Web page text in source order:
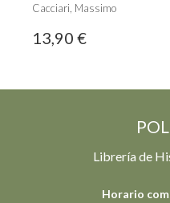
Cacciari, Massimo
13,90 €
Librería de
Horario